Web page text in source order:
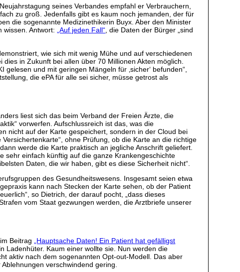
seines Verbandes empfahl er Verbrauchern,
zu groß. Jedenfalls gibt es kaum noch jemanden, der für
die sogenannte Medizinethikerin Buyx. Aber den Minister
wissen. Antwort:„Auf jeden Fall“, die Daten der Bürger „sind
wie sich mit wenig Mühe und auf verschiedenen
in Zukunft bei allen über 70 Millionen Akten möglich.
und mit geringen Mängeln für ‚sicher‘ befunden“,
die ePA für alle sei sicher, müsse getrost als
liest sich das beim Verband der Freien Ärzte, die
vorwerfen. Aufschlussreich ist das, was die
nicht auf der Karte gespeichert, sondern in der Cloud bei
ohne Prüfung, ob die Karte an die richtige
werde die Karte praktisch an jegliche Anschrift geliefert.
sehr einfach künftig auf die ganze Krankengeschichte
Daten, die wir haben, gibt es diese Sicherheit nicht“.
des Gesundheitswesens. Insgesamt seien etwa
kann nach Stecken der Karte sehen, ob der Patient
so Dietrich, der darauf pocht, „dass dieses
vom Staat gezwungen werden, die Arztbriefe unserer
Beitrag
„Hauptsache Daten! Ein Patient hat gefälligst
Ladenhüter. Kaum einer wollte sie. Nun werden die
aktiv nach dem sogenannten Opt-out-Modell. Das aber
verschwindend gering.